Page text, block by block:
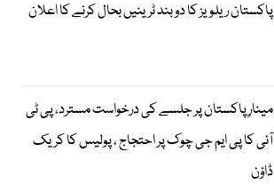
پاکستان ریلویز کا دو بند ٹرینیں بحال کرنے کا اعلان
مینارِ پاکستان پر جلسے کی درخواست مسترد، پی ٹی
آئی کا پی ایم جی چوک پر احتجاج ، پولیس کا کریک
ڈاؤن